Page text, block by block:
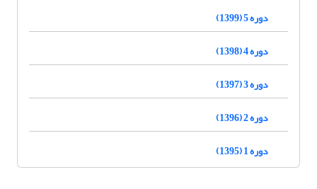
دوره 5 (1399)
دوره 4 (1398)
دوره 3 (1397)
دوره 2 (1396)
دوره 1 (1395)